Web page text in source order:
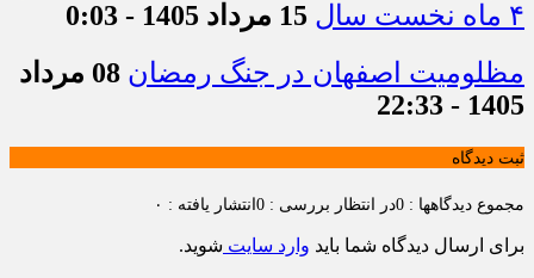
۴ ماه نخست سال
15 مرداد 1405 - 0:03
مظلومیت اصفهان در جنگ رمضان
08 مرداد
1405 - 22:33
ثبت دیدگاه
مجموع دیدگاهها : 0 در انتظار بررسی : 0 انتشار یافته : ۰
برای ارسال دیدگاه شما باید وارد سایت شوید.